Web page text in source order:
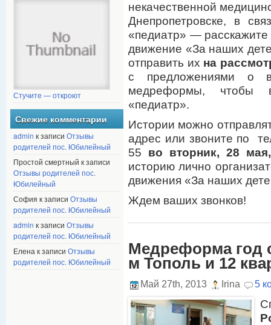
Стучите — откроют
Свежие комментарии
admin к записи Отзывы
родителей пос. Юбилейный
Простой смертный к записи
Отзывы родителей пос.
Юбилейный
София к записи Отзывы
родителей пос. Юбилейный
admin к записи Отзывы
родителей пос. Юбилейный
Елена к записи Отзывы
родителей пос. Юбилейный
некачественной
Днепропетровске, в
«педиатр» —
движение «За наших
отправить их на
с предложениями о
медреформы, чтобы
«педиатр».
Истории можно
адрес или звоните по
55 во вторник, 28
историю лично
движения «За наших
Ждем ваших звонков!
Медреформа год
м Тополь и 12
Май 27th, 2013 Irina 5